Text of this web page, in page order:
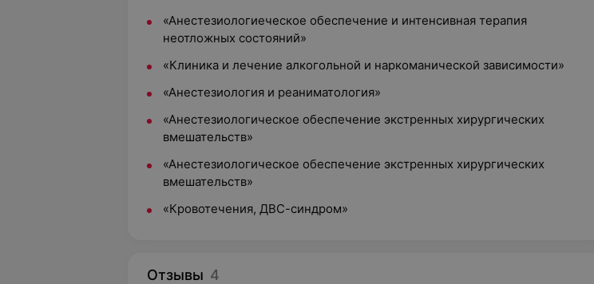
«Анестезиологиеческое обеспечение и интенсивная терапия
неотложных состояний»
«Клиника и лечение алкогольной и наркоманической зависимости»
«Анестезиология и реаниматология»
«Анестезиологическое обеспечение экстренных хирургических
вмешательств»
«Анестезиологическое обеспечение экстренных хирургических
вмешательств»
«Кровотечения, ДВС-синдром»
Отзывы 4